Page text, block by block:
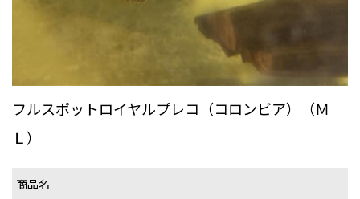
フルスポットロイヤルプレコ（コロンビア）（Ｍ
Ｌ）
商品名